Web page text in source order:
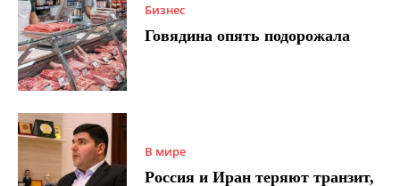
Бизнес
Говядина опять подорожала
В мире
Россия и Иран теряют транзит,